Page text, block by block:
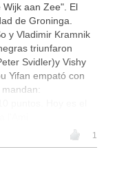
aan Zee". El
de Groninga.
y Vladimir Kramnik
triunfaron
Svidler)y Vishy
Yifan empató con
1